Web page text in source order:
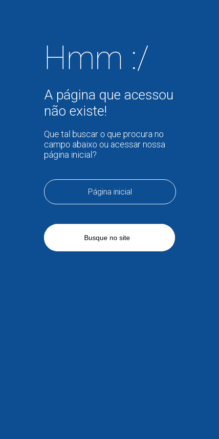
Hmm :/
A página que acessou
não existe!
Que tal buscar o que procura no
campo abaixo ou acessar nossa
página inicial?
Página inicial